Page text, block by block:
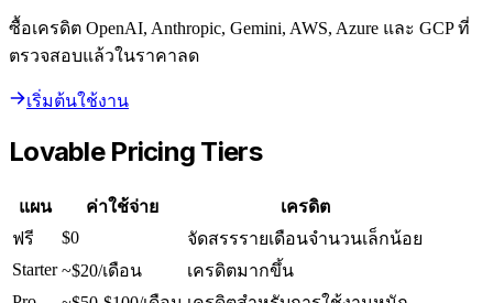
ซื้อเครดิต OpenAI, Anthropic, Gemini, AWS, Azure และ GCP ที่
ตรวจสอบแล้วในราคาลด
เริ่มต้นใช้งาน
Lovable Pricing Tiers
แผน ค่าใช้จ่าย
เครดิต
ฟรี
$0
จัดสรรรายเดือนจำนวนเล็กน้อย
Starter ~$20/เดือน
เครดิตมากขึ้น